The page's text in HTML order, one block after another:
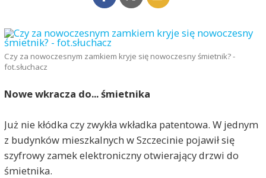
Czy za nowoczesnym zamkiem kryje się nowoczesny śmietnik? -
fot.słuchacz
Nowe wkracza do... śmietnika
Już nie kłódka czy zwykła wkładka patentowa. W jednym
z budynków mieszkalnych w Szczecinie pojawił się
szyfrowy zamek elektroniczny otwierający drzwi do
śmietnika.